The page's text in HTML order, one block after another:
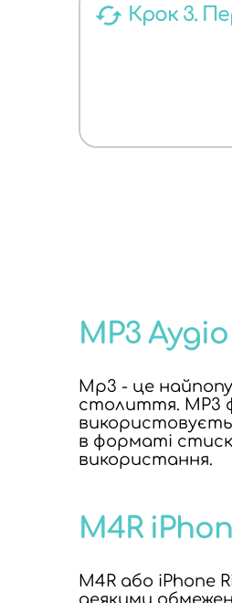
cached Крок 3.
MP3
Mp3 - це
столиття. MP3
в форматі
використання.
M4R
M4R або iPhone
деякими